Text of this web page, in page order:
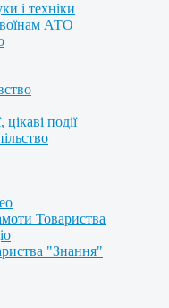
і техніки
АТО
цікаві події
Товариства
"Знання"